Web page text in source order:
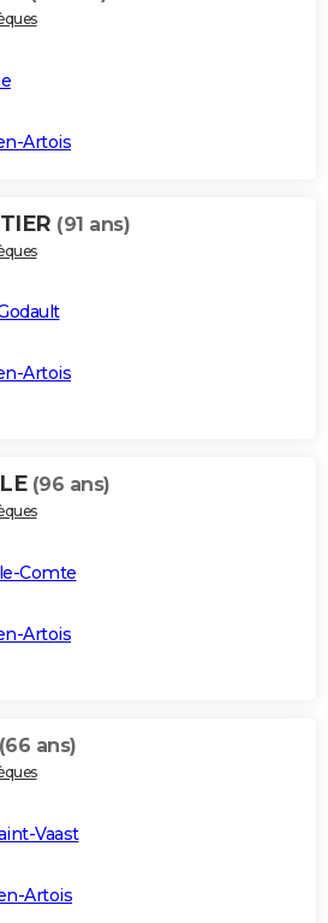
Artois
(91 ans)
Artois
(96 ans)
Comte
Artois
(66 ans)
Vaast
Artois